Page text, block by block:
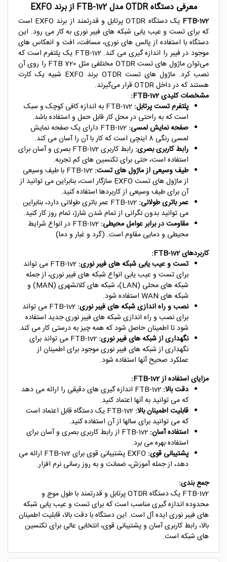
معرفی دستگاه OTDR مدل FTB-1v2 از برند EXFO
FTB-1v2
یک دستگاه OTDR پرتابل و قدرتمند از برند EXFO است
که برای تست و عیب یابی شبکه های فیبر نوری به کار می رود. این
دستگاه با استفاده از پالس های نوری، مسافت، افت و انعکاس های
موجود در فیبر را اندازه گیری می کند. FTB-1v2 یک پلتفرم است که
می‌توان ماژول های تست OTDR مختلفی مثل FTB 720 را روی آن
نصب کرد. ماژول های تست OTDR برند EXFO شبیه یک کارت
هستند که در داخل OTDR قرار می‌گیرند.
مشخصات کلیدی FTB-1v2:
پلتفرم تست پرتابل:
FTB-1v2 به اندازه کافی کوچک و سبک
است که به راحتی در محل کار قابل حمل و استفاده باشد.
صفحه نمایش لمسی:
FTB-1v2 دارای یک صفحه نمایش
لمسی رنگی 8 اینچی است که کار با آن را آسان می کند.
رابط کاربری بصری:
رابط کاربری FTB-1v2 بصری و آسان برای
استفاده است، حتی برای تکنسین های کم تجربه.
طیف وسیعی از ماژول های تست:
FTB-1v2 با طیف وسیعی
از ماژول های تست EXFO سازگار است، بنابراین می توانید از
آن برای طیف وسیعی از کاربردها استفاده کنید.
عمر باتری طولانی:
FTB-1v2 عمر باتری طولانی دارد، بنابراین
می توانید بدون نگرانی از تمام شدن شارژ، تمام روز کار کنید.
مقاومت در برابر عوامل محیطی:
FTB-1v2 در انواع شرایط
محیطی و دمایی مقاوم است. (گرد و غبار و دما)
کاربردهای FTB-1v2:
تست و عیب یابی شبکه های فیبر نوری:
FTB-1v2 می تواند
برای تست و عیب یابی انواع شبکه های فیبر نوری، از جمله
شبکه های محلی (LAN)، شبکه های کلانشهری (MAN) و
شبکه های WAN استفاده شود.
نصب و راه اندازی شبکه های فیبر نوری:
FTB-1v2 می تواند
برای نصب و راه اندازی شبکه های فیبر نوری جدید استفاده
شود تا اطمینان حاصل شود که همه چیز به درستی کار می کند.
نگهداری از شبکه های فیبر نوری:
FTB-1v2 می تواند برای
نگهداری از شبکه های فیبر نوری موجود برای اطمینان از
عملکرد صحیح آنها استفاده شود.
مزایای استفاده از FTB-1v2:
دقت بالا:
FTB-1v2 اندازه گیری های دقیقی را ارائه می دهد
که می توانید به آنها اعتماد کنید.
قابلیت اطمینان بالا:
FTB-1v2 یک دستگاه قابل اعتماد است
که می توانید برای سالها از آن استفاده کنید.
استفاده آسان:
FTB-1v2 از رابط کاربری بصری و آسان برای
استفاده بهره می برد.
پشتیبانی قوی:
EXFO پشتیبانی قوی برای FTB-1v2 ارائه می
دهد، از جمله آموزش، ضمانت و به روز رسانی نرم افزار.
جمع بندی:
FTB-1v2 یک دستگاه OTDR پرتابل و قدرتمند با طول موج و
محدوده اندازه گیری مناسب است که برای تست و عیب یابی شبکه
های فیبر نوری ایده آل است. این دستگاه با دقت بالا، قابلیت اطمینان
بالا، رابط کاربری آسان و پشتیبانی قوی، انتخابی عالی برای تکنسین
های شبکه است.